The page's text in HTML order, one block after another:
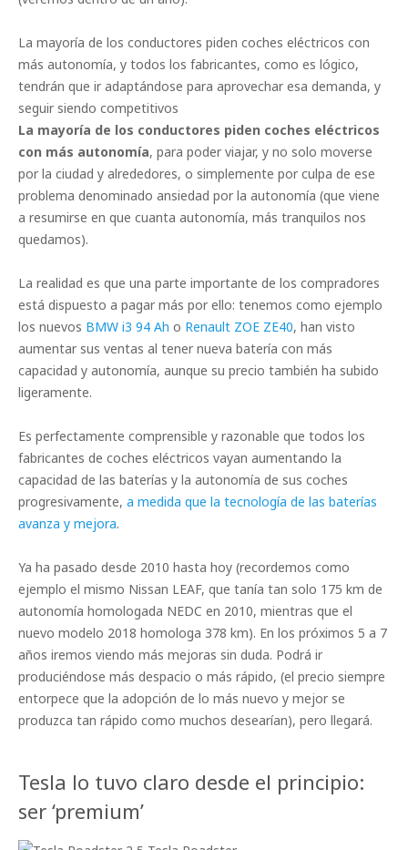
La mayoría de los conductores piden coches eléctricos con
más autonomía, y todos los fabricantes, como es lógico,
tendrán que ir adaptándose para aprovechar esa demanda, y
seguir siendo competitivos
La mayoría de los conductores piden coches eléctricos
con más autonomía, para poder viajar, y no solo moverse
por la ciudad y alrededores, o simplemente por culpa de ese
problema denominado ansiedad por la autonomía (que viene
a resumirse en que cuanta autonomía, más tranquilos nos
quedamos).
La realidad es que una parte importante de los compradores
está dispuesto a pagar más por ello: tenemos como ejemplo
los nuevos BMW i3 94 Ah o Renault ZOE ZE40, han visto
aumentar sus ventas al tener nueva batería con más
capacidad y autonomía, aunque su precio también ha subido
ligeramente.
Es perfectamente comprensible y razonable que todos los
fabricantes de coches eléctricos vayan aumentando la
capacidad de las baterías y la autonomía de sus coches
progresivamente, a medida que la tecnología de las baterías
avanza y mejora.
Ya ha pasado desde 2010 hasta hoy (recordemos como
ejemplo el mismo Nissan LEAF, que tanía tan solo 175 km de
autonomía homologada NEDC en 2010, mientras que el
nuevo modelo 2018 homologa 378 km). En los próximos 5 a 7
años iremos viendo más mejoras sin duda. Podrá ir
produciéndose más despacio o más rápido, (el precio siempre
entorpece que la adopción de lo más nuevo y mejor se
produzca tan rápido como muchos desearían), pero llegará.
Tesla lo tuvo claro desde el principio:
ser ‘premium’